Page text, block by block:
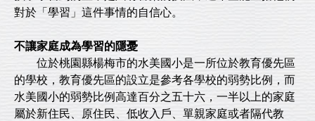
對於「學習」這件事情的自信心。
不讓家庭成為學習的隱憂
位於桃園縣楊梅市的水美國小是一所位於教育優先區
的學校，教育優先區的設立是參考各學校的弱勢比例，而
水美國小的弱勢比例高達百分之五十六，一半以上的家庭
屬於新住民、原住民、低收入戶、單親家庭或者隔代教